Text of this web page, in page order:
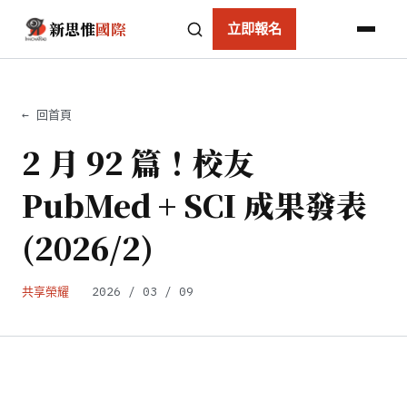
新思惟國際 立即報名
← 回首頁
2 月 92 篇！校友
PubMed + SCI 成果發表
(2026/2)
共享榮耀 2026 / 03 / 09